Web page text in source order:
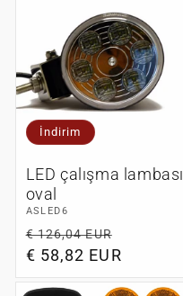
k
s
y
o
n
İndirim
LED çalışma lambası
oval
ASLED6
Normal
fiyat
€ 126,04 EUR
€ 58,82 EUR